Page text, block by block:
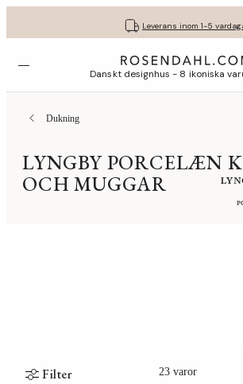
Leverans inom 1-5
Fri frakt på köp för minst
30 dagars fri retur med
Få dina presenter fint
Öppna menyn Danskt designhus - 8 ikoniska
Dukning
LYNGBY PORCELÆN
OCH MUGGAR
Filter 23 varor